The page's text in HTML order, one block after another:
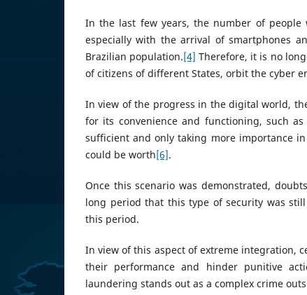
In the last few years, the number of people
especially with the arrival of smartphones
Brazilian population.[4] Therefore, it is no
of citizens of different States, orbit the cyber
In view of the progress in the digital world,
for its convenience and functioning, such
sufficient and only taking more importance
could be worth[6].
Once this scenario was demonstrated,
long period that this type of security was
this period.
In view of this aspect of extreme integration,
their performance and hinder punitive
laundering stands out as a complex crime